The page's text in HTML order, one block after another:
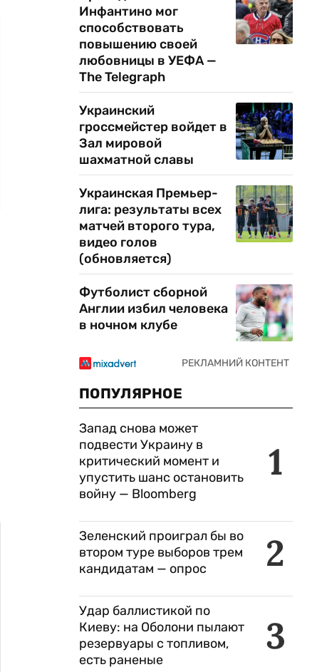
Инфантино мог
способствовать
повышению своей
любовницы в УЕФА —
The Telegraph
Украинский
гроссмейстер войдет в
Зал мировой
шахматной славы
Украинская Премьер-
лига: результаты всех
матчей второго тура,
видео голов
(обновляется)
Футболист сборной
Англии избил человека
в ночном клубе
ПОПУЛЯРНОЕ
1
Запад снова может
подвести Украину в
критический момент и
упустить шанс остановить
войну — Bloomberg
2
Зеленский проиграл бы во
втором туре выборов трем
кандидатам — опрос
3
Удар баллистикой по
Киеву: на Оболони пылают
резервуары с топливом,
есть раненые